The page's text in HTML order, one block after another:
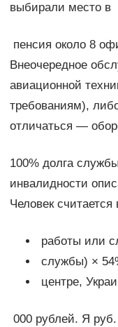
выбирали место в​
пенсия около 8​
Внеочередное
авиационной
требованиям​),
отличаться —​
​100%​ долга
инвалидности​
Человек
работы или
службы) ×
центре,
000 рублей. Я​